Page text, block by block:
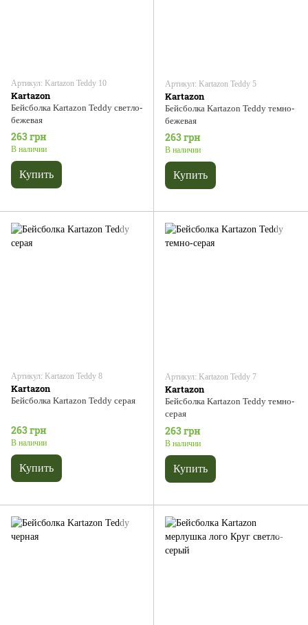
Артикул: Kartazon Teddy 10
Kartazon
Бейсболка Kartazon Teddy светло-
бежевая
263 грн
В наличии
Купить
Артикул: Kartazon Teddy 5
Kartazon
Бейсболка Kartazon Teddy темно-
бежевая
263 грн
В наличии
Купить
Артикул: Kartazon Teddy 8
Kartazon
Бейсболка Kartazon Teddy серая
263 грн
В наличии
Купить
Артикул: Kartazon Teddy 7
Kartazon
Бейсболка Kartazon Teddy темно-
серая
263 грн
В наличии
Купить